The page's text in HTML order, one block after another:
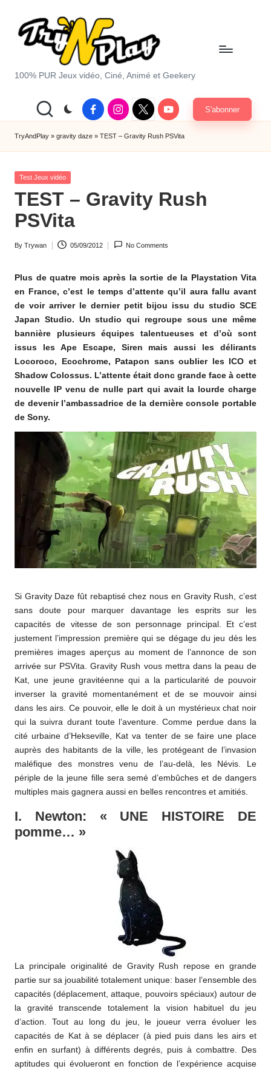
T
y
A
d
P
la
y.
o
m
100% PUR Jeux vidéo, Ciné, Animé et Geekery
FacebookInstagram
X
|
Twitter
Youtube S'abonner
TryAndPlay » gravity daze » TEST – Gravity Rush PSVita
Posted
Test Jeux vidéo
TEST – Gravity Rush
PSVita
Posted
By Trywan 05/09/2012 No Comments
Plus de quatre mois après la sortie de la Playstation Vita
en France, c’est le temps d’attente qu’il aura fallu avant
de voir arriver le dernier petit bijou issu du studio SCE
Japan Studio. Un studio qui regroupe sous une même
bannière plusieurs équipes talentueuses et d’où sont
issus les Ape Escape, Siren mais aussi les délirants
Locoroco, Ecochrome, Patapon sans oublier les ICO et
Shadow Colossus. L’attente était donc grande face à cette
nouvelle IP venu de nulle part qui avait la lourde charge
de devenir l’ambassadrice de la dernière console portable
de Sony.
Si Gravity Daze fût rebaptisé chez nous en Gravity Rush, c’est
sans doute pour marquer davantage les esprits sur les
capacités de vitesse de son personnage principal. Et c’est
justement l’impression première qui se dégage du jeu dès les
premières images aperçus au moment de l’annonce de son
arrivée sur PSVita. Gravity Rush vous mettra dans la peau de
Kat, une jeune gravitéenne qui a la particularité de pouvoir
inverser la gravité momentanément et de se mouvoir ainsi
dans les airs. Ce pouvoir, elle le doit à un mystérieux chat noir
qui la suivra durant toute l’aventure. Comme perdue dans la
cité urbaine d’Hekseville, Kat va tenter de se faire une place
auprès des habitants de la ville, les protégeant de l’invasion
maléfique des monstres venu de l’au-delà, les Névis. Le
périple de la jeune fille sera semé d’embûches et de dangers
multiples mais gagnera aussi en belles rencontres et amitiés.
I. Newton: « UNE HISTOIRE DE
pomme… »
La principale originalité de Gravity Rush repose en grande
partie sur sa jouabilité totalement unique: baser l’ensemble des
capacités (déplacement, attaque, pouvoirs spéciaux) autour de
la gravité transcende totalement la vision habituel du jeu
d’action. Tout au long du jeu, le joueur verra évoluer les
capacités de Kat à se déplacer (à pied puis dans les airs et
enfin en surfant) à différents degrés, puis à combattre. Des
aptitudes qui évolueront en fonction de l’expérience acquise